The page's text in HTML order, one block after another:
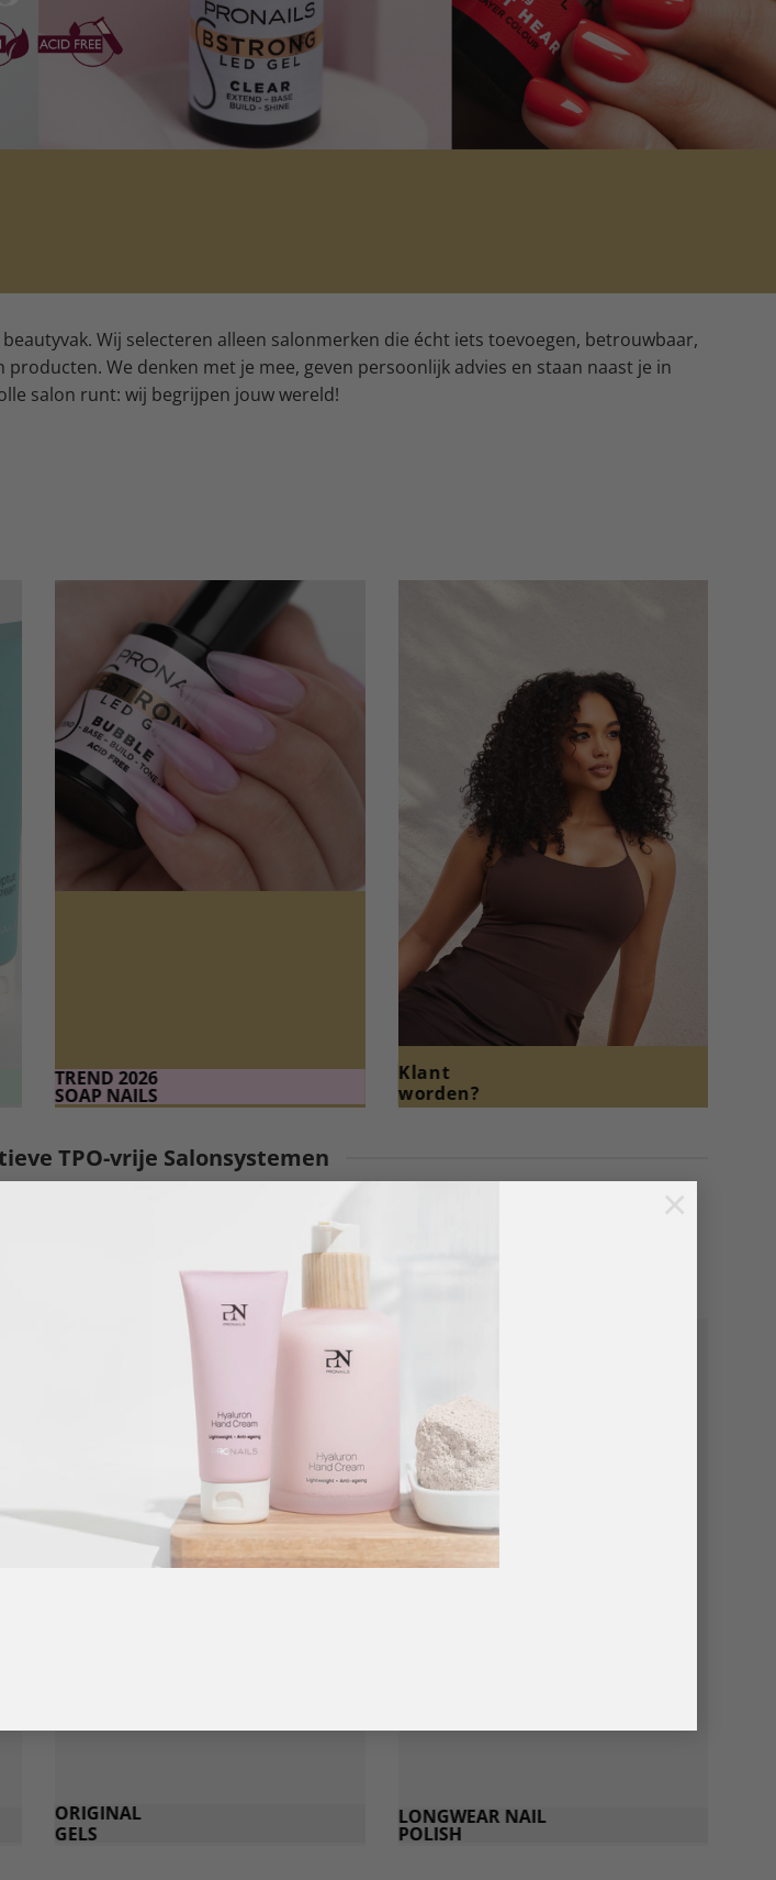
×
Wij selecteren alleen salonmerken die écht iets toevoegen, betrouwbaar,
We denken met je mee, geven persoonlijk advies en staan naast je in
salon runt: wij begrijpen jouw wereld!
TREND 2026
SOAP NAILS
Klant
worden?
TPO-vrije Salonsystemen
zijn afgestemd binnen één professioneel nagelsysteem.
100% gemoedsrust, 0% risico.
systeem dat het beste past bij jouw salon en klanten.
ORIGINAL
GELS
LONGWEAR NAIL
POLISH